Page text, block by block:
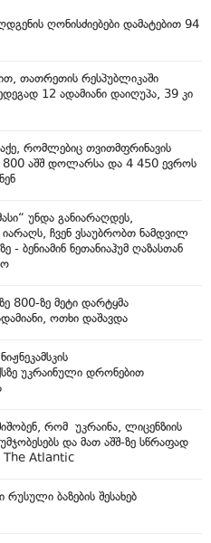
ღონისძიებები დამატებით 94
თათრეთის რესპუბლიკაში
12 ადამიანი დაიღუპა, 39 კი
რომლებიც თვითმფრინავის
800 აშშ დოლარსა და 4 450 ევროს
უნდა განიარაღდეს,
ჩვენ ვსაუბრობთ ნამდვილ
- ბენიამინ ნეთანიაჰუმ ღაზასთან
800-ზე მეტი დარტყმა
ოთხი დაშავდა
უკრაინული დრონებით
რომ უკრაინა, ლიცენზიის
და მათ აშშ-ზე სწრაფად
The Atlantic
რუსული ბაზების შესახებ